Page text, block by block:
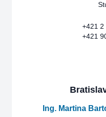
+421 2
+421
Ing. Martina